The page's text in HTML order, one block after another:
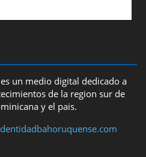
un medio digital dedicado a
de la region sur de
y el pais.